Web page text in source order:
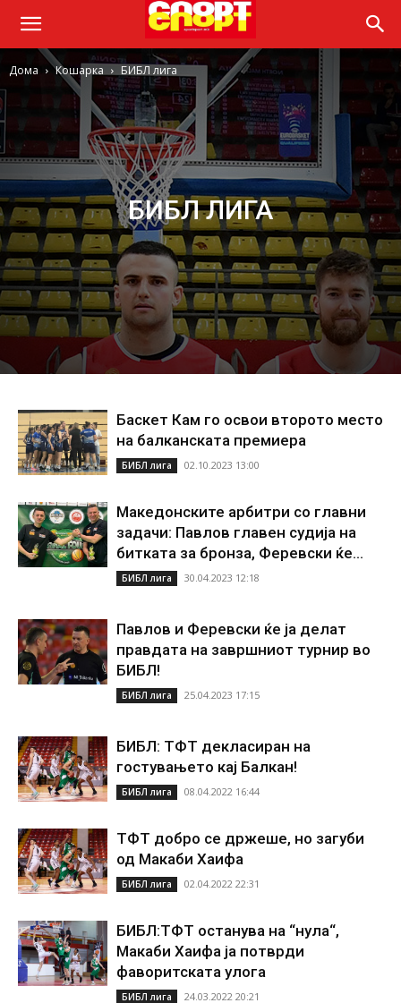
Дома Кошарка БИБЛ лига
БИБЛ ЛИГА
Баскет Кам го освои второто место
на балканската премиера
БИБЛ лига 02.10.2023 13:00
Македонските арбитри со главни
задачи: Павлов главен судија на
битката за бронза, Феревски ќе...
БИБЛ лига 30.04.2023 12:18
Павлов и Феревски ќе ја делат
правдата на завршниот турнир во
БИБЛ!
БИБЛ лига 25.04.2023 17:15
БИБЛ: ТФТ декласиран на
гостувањето кај Балкан!
БИБЛ лига 08.04.2022 16:44
ТФТ добро се држеше, но загуби
од Макаби Хаифа
БИБЛ лига 02.04.2022 22:31
БИБЛ:ТФТ останува на “нула“,
Макаби Хаифа ја потврди
фаворитската улога
БИБЛ лига 24.03.2022 20:21